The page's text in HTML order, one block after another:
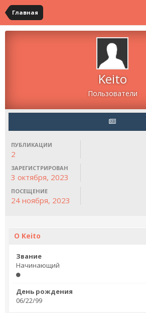
Главная
Keito
Пользователи
ПУБЛИКАЦИИ
2
ЗАРЕГИСТРИРОВАН
3 октября, 2023
ПОСЕЩЕНИЕ
24 ноября, 2023
О Keito
Звание
Начинающий
День рождения
06/22/99